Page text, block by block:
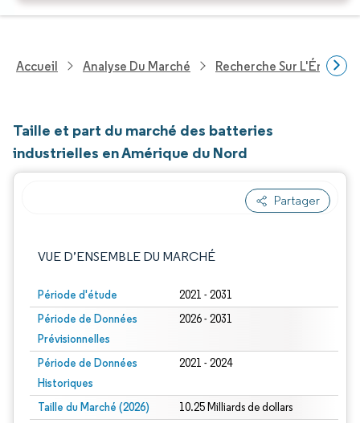
Accueil Analyse Du Marché Recherche Sur
Taille et part du marché des batteries
industrielles en Amérique du Nord
Partager
VUE D’ENSEMBLE DU MARCHÉ
Période d'étude 2021 - 2031
Période de Données
Prévisionnelles
2026 - 2031
Période de Données
Historiques
2021 - 2024
Taille du Marché (2026) 10.25 Milliards de dollars